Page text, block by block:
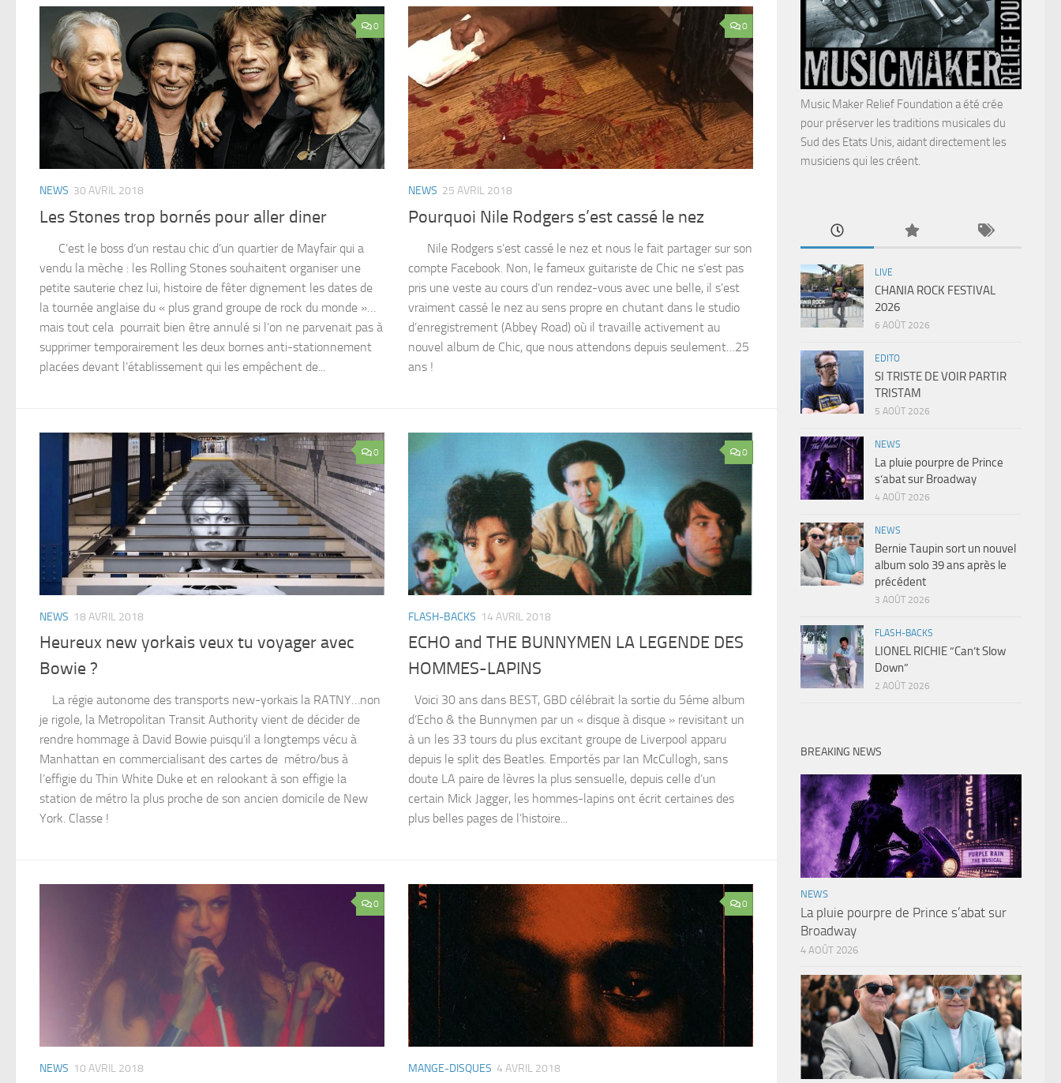
0
NEWS 30 AVRIL 2018
Les Stones trop bornés pour aller diner
C’est le boss d’un restau chic d’un quartier de Mayfair qui a
vendu la mèche : les Rolling Stones souhaitent organiser une
petite sauterie chez lui, histoire de fêter dignement les dates de
la tournée anglaise du « plus grand groupe de rock du monde »…
mais tout cela pourrait bien être annulé si l’on ne parvenait pas à
supprimer temporairement les deux bornes anti-stationnement
placées devant l’établissement qui les empêchent de...
0
NEWS 25 AVRIL 2018
Pourquoi Nile Rodgers s’est cassé le nez
Nile Rodgers s’est cassé le nez et nous le fait partager sur son
compte Facebook. Non, le fameux guitariste de Chic ne s‘est pas
pris une veste au cours d’un rendez-vous avec une belle, il s’est
vraiment cassé le nez au sens propre en chutant dans le studio
d’enregistrement (Abbey Road) où il travaille activement au
nouvel album de Chic, que nous attendons depuis seulement…25
ans !
0
NEWS 18 AVRIL 2018
Heureux new yorkais veux tu voyager avec
Bowie ?
La régie autonome des transports new-yorkais la RATNY…non
je rigole, la Metropolitan Transit Authority vient de décider de
rendre hommage à David Bowie puisqu’il a longtemps vécu à
Manhattan en commercialisant des cartes de métro/bus à
l’effigie du Thin White Duke et en relookant à son effigie la
station de métro la plus proche de son ancien domicile de New
York. Classe !
0
FLASH-BACKS 14 AVRIL 2018
ECHO and THE BUNNYMEN LA LEGENDE DES
HOMMES-LAPINS
Voici 30 ans dans BEST, GBD célébrait la sortie du 5éme album
d’Echo & the Bunnymen par un « disque à disque » revisitant un
à un les 33 tours du plus excitant groupe de Liverpool apparu
depuis le split des Beatles. Emportés par Ian McCullogh, sans
doute LA paire de lèvres la plus sensuelle, depuis celle d’un
certain Mick Jagger, les hommes-lapins ont écrit certaines des
plus belles pages de l’histoire...
0
NEWS 10 AVRIL 2018
0
MANGE-DISQUES 4 AVRIL 2018
Music Maker Relief Foundation a été crée
pour préserver les traditions musicales du
Sud des Etats Unis, aidant directement les
musiciens qui les créent.
LIVE
CHANIA ROCK FESTIVAL
2026
6 AOÛT 2026
EDITO
SI TRISTE DE VOIR PARTIR
TRISTAM
5 AOÛT 2026
NEWS
La pluie pourpre de Prince
s’abat sur Broadway
4 AOÛT 2026
NEWS
Bernie Taupin sort un nouvel
album solo 39 ans après le
précédent
3 AOÛT 2026
FLASH-BACKS
LIONEL RICHIE “Can’t Slow
Down”
2 AOÛT 2026
BREAKING NEWS
NEWS
La pluie pourpre de Prince s’abat sur
Broadway
4 AOÛT 2026